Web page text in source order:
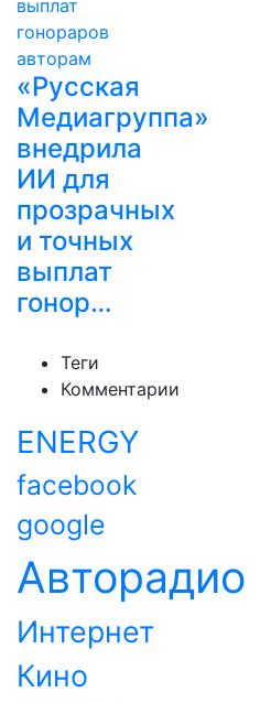
«Русская
Медиагруппа»
внедрила
ИИ для
прозрачных
и точных
выплат
гонор…
Теги
Комментарии
ENERGY
facebook
google
Авторадио
Интернет
Кино